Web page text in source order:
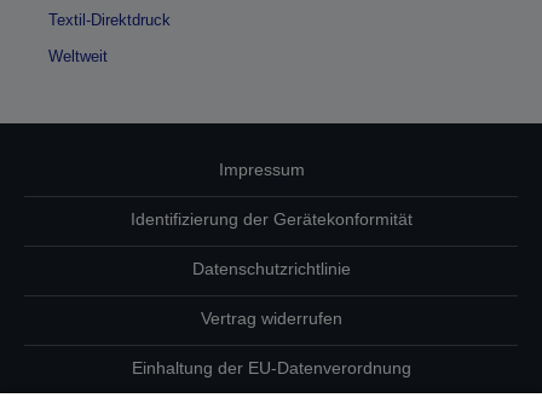
Textil-Direktdruck
Weltweit
Impressum
Identifizierung der Gerätekonformität
Datenschutzrichtlinie
Vertrag widerrufen
Einhaltung der EU-Datenverordnung